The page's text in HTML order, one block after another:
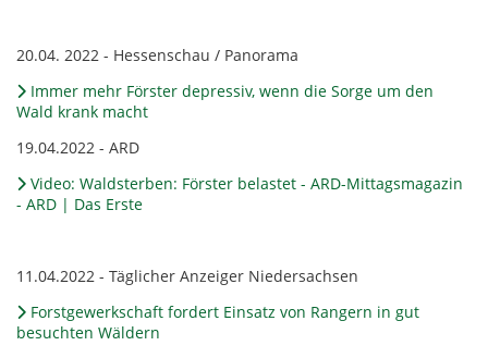
20.04. 2022 - Hessenschau / Panorama
Immer mehr Förster depressiv, wenn die Sorge um den
Wald krank macht
19.04.2022 - ARD
Video: Waldsterben: Förster belastet - ARD-Mittagsmagazin
- ARD | Das Erste
11.04.2022 - Täglicher Anzeiger Niedersachsen
Forstgewerkschaft fordert Einsatz von Rangern in gut
besuchten Wäldern